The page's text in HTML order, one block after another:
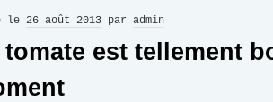
tomate est tellement
le 26 août 2013 par admin